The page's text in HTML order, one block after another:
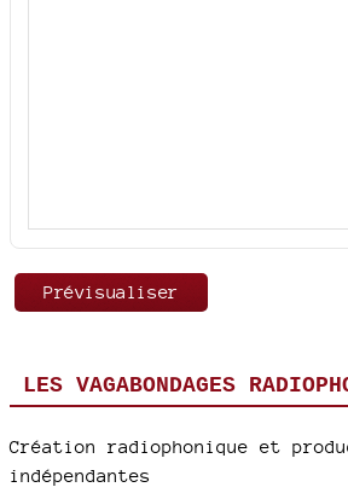
LES VAGABONDAGES
Création radiophonique et
indépendantes